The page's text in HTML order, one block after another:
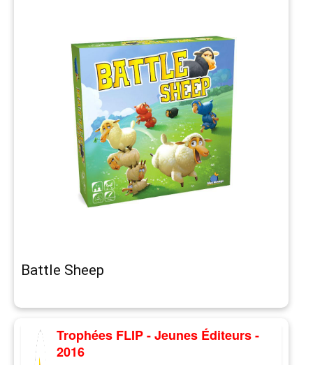
Battle Sheep
Trophées FLIP - Jeunes Éditeurs -
2016